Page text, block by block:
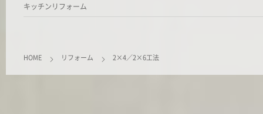
キッチンリフォーム
HOME リフォーム 2×4／2×6工法